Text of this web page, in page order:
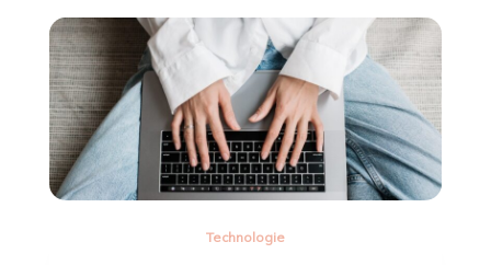
comment
faire
lessive
soi-
même ?
Technologie